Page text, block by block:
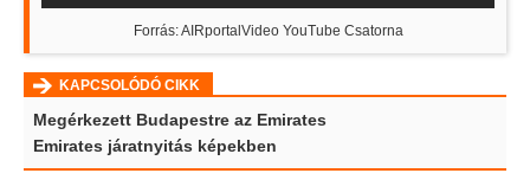
Forrás: AIRportalVideo YouTube Csatorna
KAPCSOLÓDÓ CIKK
Megérkezett Budapestre az Emirates
Emirates járatnyitás képekben